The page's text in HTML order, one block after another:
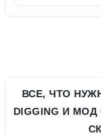
ВСЕ, ЧТО
DIGGING И